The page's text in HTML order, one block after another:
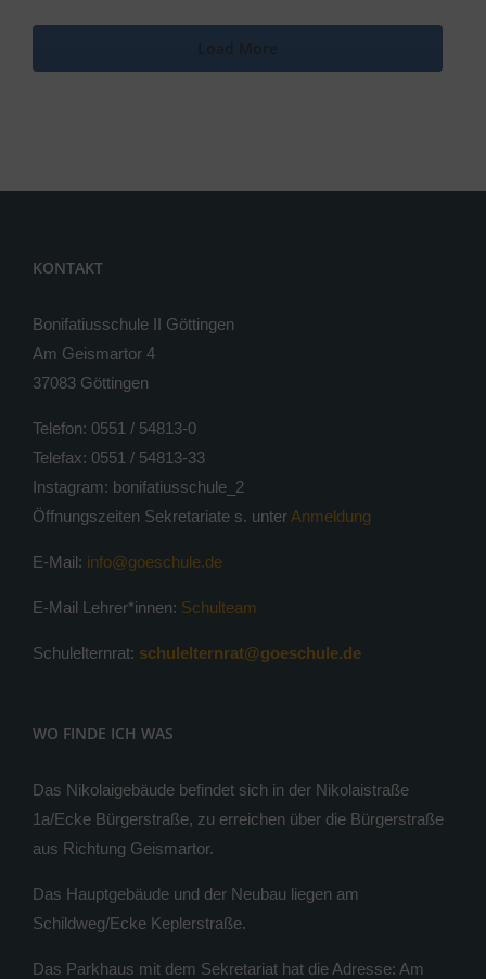
KONTAKT
Bonifatiusschule II Göttingen
Am Geismartor 4
37083 Göttingen
Telefon: 0551 / 54813-0
Telefax: 0551 / 54813-33
Instagram: bonifatiusschule_2
Öffnungszeiten Sekretariate s. unter Anmeldung
E-Mail: info@goeschule.de
E-Mail Lehrer*innen: Schulteam
Schulelternrat: schulelternrat@goeschule.de
WO FINDE ICH WAS
Das Nikolaigebäude befindet sich in der Nikolaistraße
1a/Ecke Bürgerstraße, zu erreichen über die Bürgerstraße
aus Richtung Geismartor.
Das Hauptgebäude und der Neubau liegen am
Schildweg/Ecke Keplerstraße.
Das Parkhaus mit dem Sekretariat hat die Adresse: Am